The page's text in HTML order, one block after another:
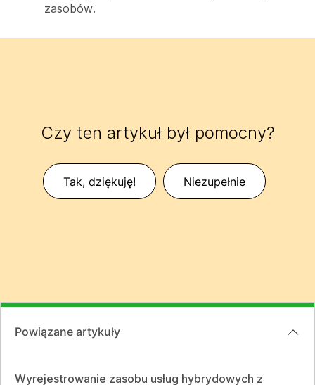
zasobów.
Czy ten artykuł był pomocny?
Tak, dziękuję! Niezupełnie
Powiązane artykuły
Wyrejestrowanie zasobu usług hybrydowych z